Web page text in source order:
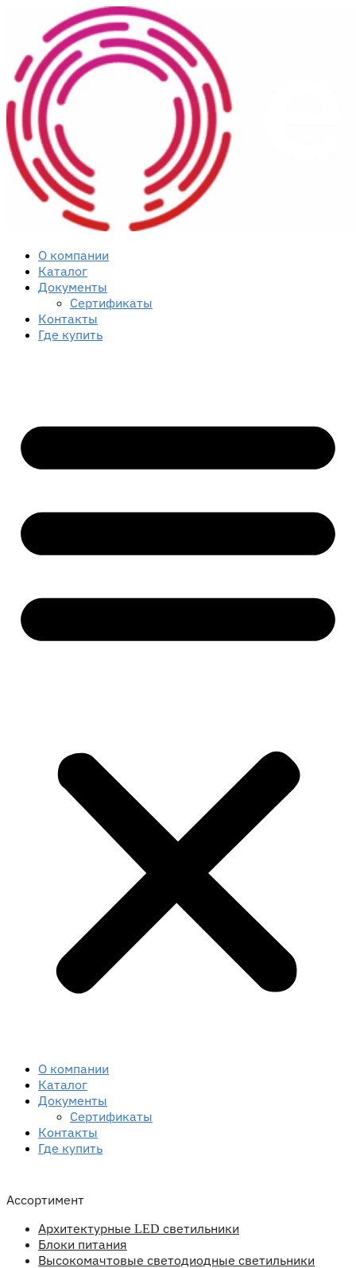
navigation
content
О компании
Каталог
Документы
Сертификаты
Контакты
Где купить
О компании
Каталог
Документы
Сертификаты
Контакты
Где купить
Ассортимент
Архитектурные LED светильники
Блоки питания
Высокомачтовые светодиодные светильники